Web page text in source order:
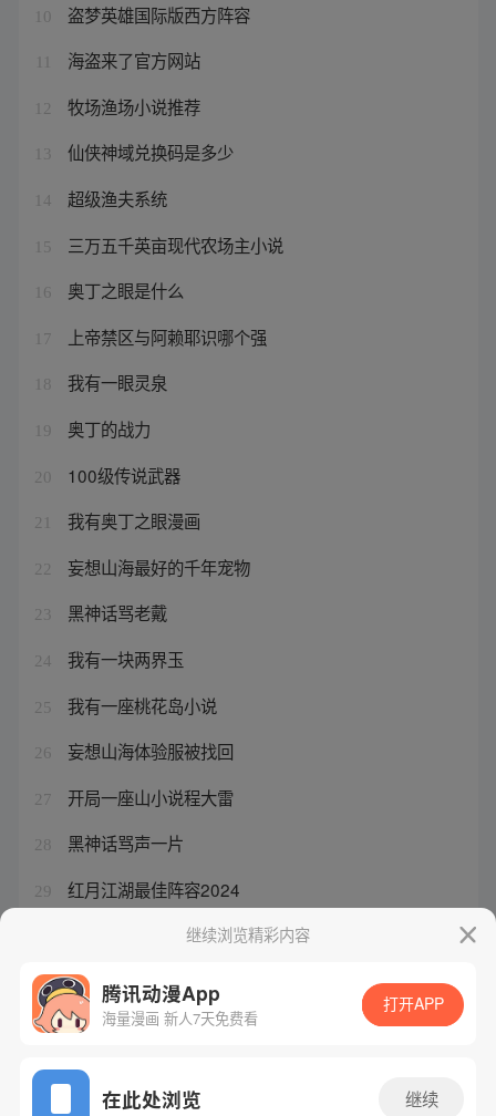
10 盗梦英雄国际版西方阵容
海盗来了官方网站
12 牧场渔场小说推荐
13 仙侠神域兑换码是多少
14 超级渔夫系统
15 三万五千英亩现代农场主小说
16 奥丁之眼是什么
17 上帝禁区与阿赖耶识哪个强
18 我有一眼灵泉
19 奥丁的战力
20 100级传说武器
21 我有奥丁之眼漫画
22 妄想山海最好的千年宠物
23 黑神话骂老戴
24 我有一块两界玉
25 我有一座桃花岛小说
26 妄想山海体验服被找回
27 开局一座山小说程大雷
28 黑神话骂声一片
29 红月江湖最佳阵容2024
继续浏览精彩内容
腾讯动漫App
海量漫画 新人7天免费看
打开APP
在此处浏览 继续
网站备案/许可证号：粤B2-20090059-5